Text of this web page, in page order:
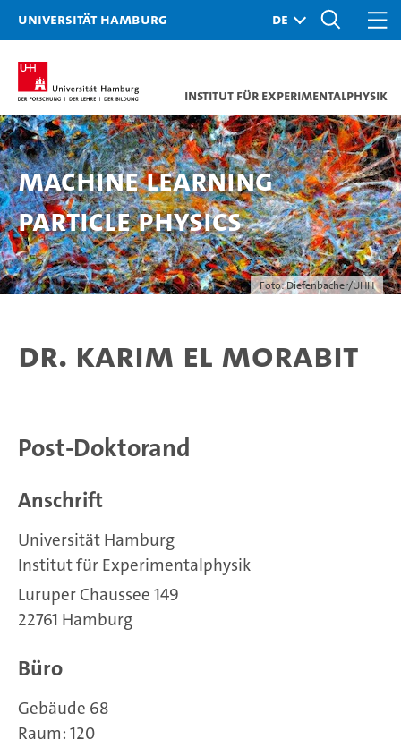
Universität Hamburg
Institut für Experimentalphysik
Foto: Diefenbacher/UHH
Machine Learning
Particle Physics
Dr. Karim El Morabit
Post-Doktorand
Anschrift
Universität Hamburg
Institut für Experimentalphysik
Luruper Chaussee 149
22761 Hamburg
Büro
Gebäude 68
Raum: 120